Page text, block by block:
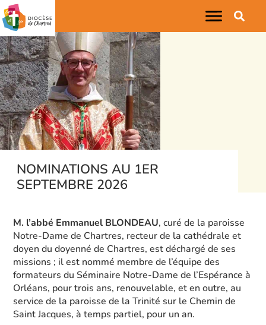
NOMINATIONS AU 1ER
SEPTEMBRE 2026
M. l’abbé Emmanuel BLONDEAU, curé de la paroisse
Notre-Dame de Chartres, recteur de la cathédrale et
doyen du doyenné de Chartres, est déchargé de ses
missions ; il est nommé membre de l’équipe des
formateurs du Séminaire Notre-Dame de l’Espérance à
Orléans, pour trois ans, renouvelable, et en outre, au
service de la paroisse de la Trinité sur le Chemin de
Saint Jacques, à temps partiel, pour un an.